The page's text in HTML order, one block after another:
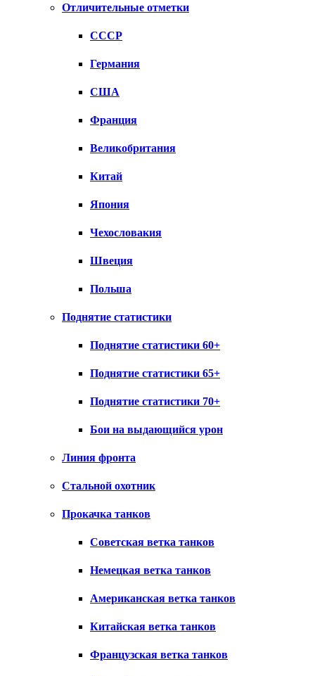
Отличительные отметки
СССР
Германия
США
Франция
Великобритания
Китай
Япония
Чехословакия
Швеция
Польша
Поднятие статистики
Поднятие статистики 60+
Поднятие статистики 65+
Поднятие статистики 70+
Бои на выдающийся урон
Линия фронта
Стальной охотник
Прокачка танков
Советская ветка танков
Немецкая ветка танков
Американская ветка танков
Китайская ветка танков
Французская ветка танков